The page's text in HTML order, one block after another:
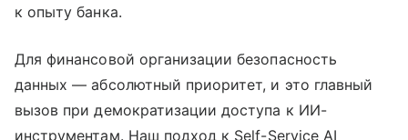
к опыту банка.
Для финансовой организации безопасность
данных — абсолютный приоритет, и это главный
вызов при демократизации доступа к ИИ-
инструментам. Наш подход к Self-Service AI